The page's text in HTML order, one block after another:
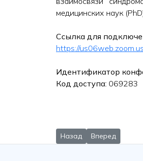
медицинских наук
Ссылка для
https://
Идентификатор
Код доступа: 069283
Предыдущий: 03 ноября
Назад Следующий: О
Вперед